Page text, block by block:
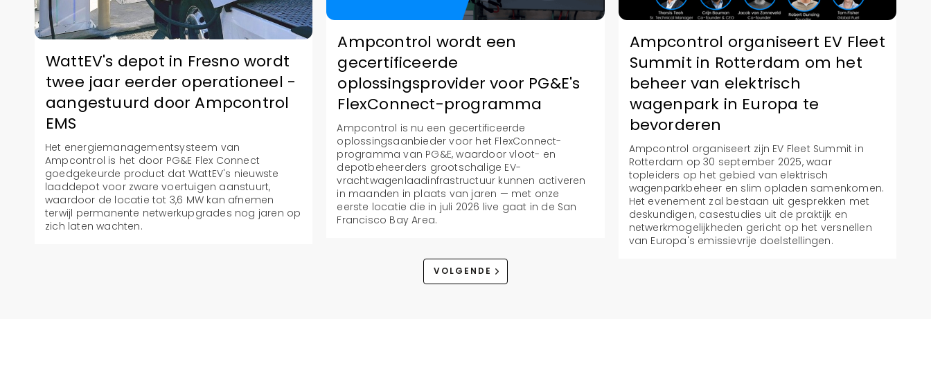
WattEV's depot in Fresno wordt
twee jaar eerder operationeel -
aangestuurd door Ampcontrol
EMS
Het energiemanagementsysteem van
Ampcontrol is het door PG&E Flex Connect
goedgekeurde product dat WattEV's nieuwste
laaddepot voor zware voertuigen aanstuurt,
waardoor de locatie tot 3,6 MW kan afnemen
terwijl permanente netwerkupgrades nog jaren op
zich laten wachten.
Ampcontrol wordt een
gecertificeerde
oplossingsprovider voor PG&E's
FlexConnect-programma
Ampcontrol is nu een gecertificeerde
oplossingsaanbieder voor het FlexConnect-
programma van PG&E, waardoor vloot- en
depotbeheerders grootschalige EV-
vrachtwagenlaadinfrastructuur kunnen activeren
in maanden in plaats van jaren — met onze
eerste locatie die in juli 2026 live gaat in de San
Francisco Bay Area.
Ampcontrol organiseert EV Fleet
Summit in Rotterdam om het
beheer van elektrisch
wagenpark in Europa te
bevorderen
Ampcontrol organiseert zijn EV Fleet Summit in
Rotterdam op 30 september 2025, waar
topleiders op het gebied van elektrisch
wagenparkbeheer en slim opladen samenkomen.
Het evenement zal bestaan uit gesprekken met
deskundigen, casestudies uit de praktijk en
netwerkmogelijkheden gericht op het versnellen
van Europa's emissievrije doelstellingen.
VOLGENDE